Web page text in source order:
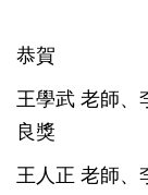
恭賀
王學武 老師、
良獎
王人正 老師、